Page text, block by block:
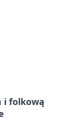
i folkową